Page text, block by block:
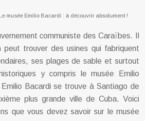
musée Emilio Bacardi : à découvrir absolument !
communiste des Caraïbes. Il
peut trouver des usines qui fabriquent
ses plages de sable et surtout
y compris le musée Emilio
Bacardi se trouve à Santiago de
plus grande ville de Cuba. Voici
que vous devez savoir sur le musée